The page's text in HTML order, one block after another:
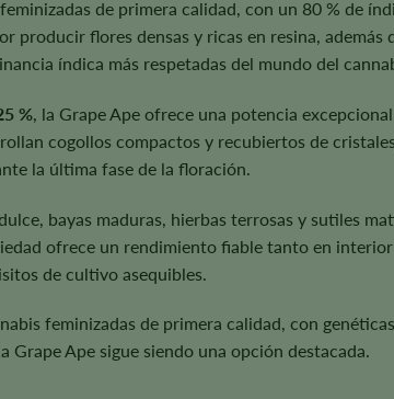
de primera calidad, con un 80 % de
producir flores densas y ricas en resina,
índica más respetadas del mundo del
% , la Grape Ape ofrece una potencia
cogollos compactos y recubiertos de
la última fase de la floración.
bayas maduras, hierbas terrosas y sutiles
ofrece un rendimiento fiable tanto en
de cultivo asequibles.
feminizadas de primera calidad, con
Grape Ape sigue siendo una opción destacada.